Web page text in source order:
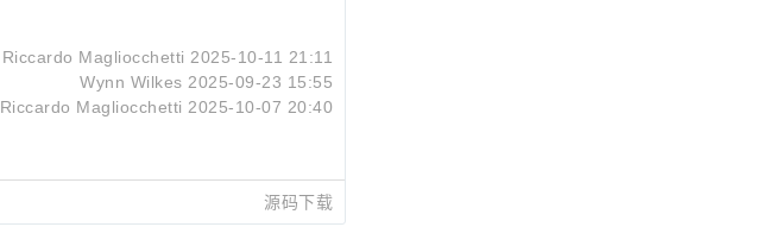
Riccardo Magliocchetti 2025-10-11 21:11
Wynn Wilkes 2025-09-23 15:55
Riccardo Magliocchetti 2025-10-07 20:40
源码下载